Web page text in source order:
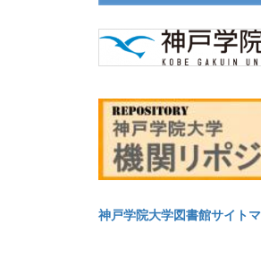
神戸学院大学図書館サイト